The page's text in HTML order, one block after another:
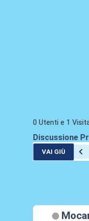
0 Utenti e 1
Discussione
VAI GIÙ